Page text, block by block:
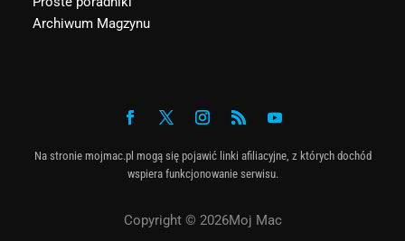
Archiwum Magzynu
Na stronie mojmac.pl mogą się pojawić linki afiliacyjne, z których dochód
wspiera funkcjonowanie serwisu.
Copyright © 2026Moj Mac